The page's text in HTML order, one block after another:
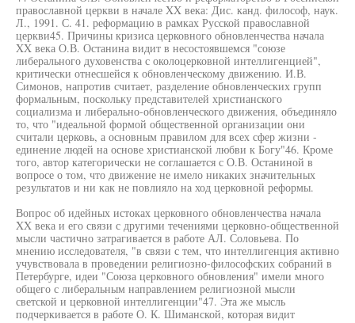
православной церкви в начале XX века: Дис. канд. философ, наук.
Л., 1991. С. 41. реформацию в рамках Русской православной
церкви45. Причины кризиса церковного обновленчества начала
XX века О.В. Останина видит в несостоявшемся "союзе
либерального духовенства с околоцерковной интеллигенцией",
критически отнесшейся к обновленческому движению. И.В.
Симонов, напротив считает, разделение обновленческих групп
формальным, поскольку представителей христианского
социализма и либерально-обновленческого движения, объединяло
то, что "идеальной формой общественной организации они
считали церковь, а основным правилом для всех сфер жизни -
единение людей на основе христианской любви к Богу"46. Кроме
того, автор категорически не соглашается с О.В. Останиной в
вопросе о том, что движение не имело никаких значительных
результатов и ни как не повлияло на ход церковной реформы.
Вопрос об идейных истоках церковного обновленчества начала
XX века и его связи с другими течениями церковно-общественной
мысли частично затрагивается в работе АЛ. Соловьева. По
мнению исследователя, "в связи с тем, что интеллигенция активно
учувствовала в проведении религиозно-философских собраний в
Петербурге, идеи "Союза церковного обновления" имели много
общего с либеральным направлением религиозной мысли
светской и церковной интеллигенции"47. Эта же мысль
подчеркивается в работе О. К. Шиманской, которая видит